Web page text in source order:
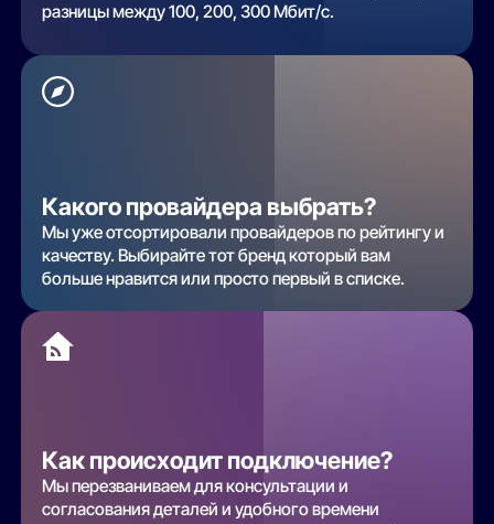
разницы между 100, 200, 300 Мбит/с.
Какого провайдера выбрать?
Мы уже отсортировали провайдеров по рейтингу и
качеству. Выбирайте тот бренд который вам
больше нравится или просто первый в списке.
Как происходит подключение?
Мы перезваниваем для консультации и
согласования деталей и удобного времени